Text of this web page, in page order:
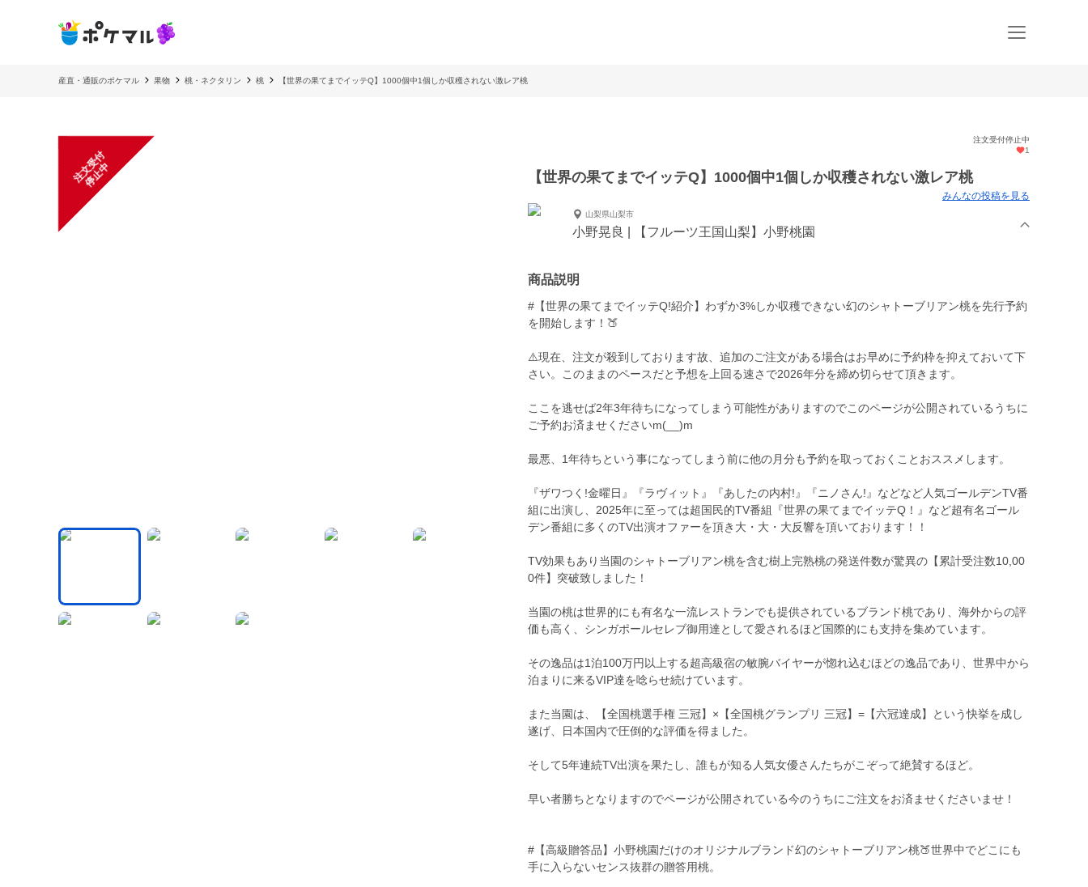
産直・通販のポケマル 果物 桃・ネクタリン 桃 【世界の果てまでイッテQ】1000個中1個しか収穫されない激レア桃
注
文
受
付
停
止
中
注文受付停止中
1
【世界の果てまでイッテQ】1000個中1個しか収穫されない激レア桃
みんなの投稿を見る
山梨県山梨市
小野晃良 | 【フルーツ王国山梨】小野桃園
商品説明
#【世界の果てまでイッテQ!紹介】わずか3%しか収穫できない幻のシャトーブリアン桃を先行予約
を開始します！🍑
⚠️現在、注文が殺到しております故、追加のご注文がある場合はお早めに予約枠を抑えておいて下
さい。このままのペースだと予想を上回る速さで2026年分を締め切らせて頂きます。
ここを逃せば2年3年待ちになってしまう可能性がありますのでこのページが公開されているうちに
ご予約お済ませくださいm(__)m
最悪、1年待ちという事になってしまう前に他の月分も予約を取っておくことおススメします。
『ザワつく!金曜日』『ラヴィット』『あしたの内村!』『ニノさん!』などなど人気ゴールデンTV番
組に出演し、2025年に至っては超国民的TV番組『世界の果てまでイッテQ！』など超有名ゴール
デン番組に多くのTV出演オファーを頂き大・大・大反響を頂いております！！
TV効果もあり当園のシャトーブリアン桃を含む樹上完熟桃の発送件数が驚異の【累計受注数10,00
0件】突破致しました！
当園の桃は世界的にも有名な一流レストランでも提供されているブランド桃であり、海外からの評
価も高く、シンガポールセレブ御用達として愛されるほど国際的にも支持を集めています。
その逸品は1泊100万円以上する超高級宿の敏腕バイヤーが惚れ込むほどの逸品であり、世界中から
泊まりに来るVIP達を唸らせ続けています。
また当園は、【全国桃選手権 三冠】×【全国桃グランプリ 三冠】=【六冠達成】という快挙を成し
遂げ、日本国内で圧倒的な評価を得ました。
そして5年連続TV出演を果たし、誰もが知る人気女優さんたちがこぞって絶賛するほど。
早い者勝ちとなりますのでページが公開されている今のうちにご注文をお済ませくださいませ！
#【高級贈答品】小野桃園だけのオリジナルブランド幻のシャトーブリアン桃🍑世界中でどこにも
手に入らないセンス抜群の贈答用桃。